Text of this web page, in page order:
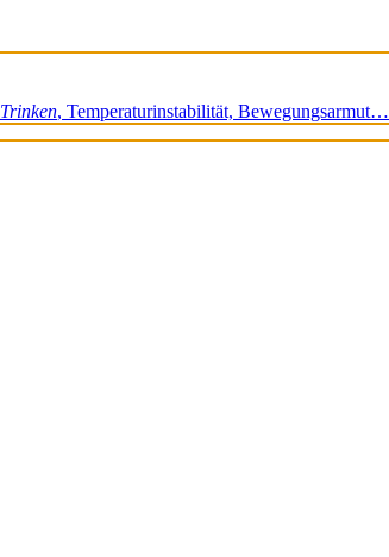
Trinken, Temperaturinstabilität, Bewegungsarmut…